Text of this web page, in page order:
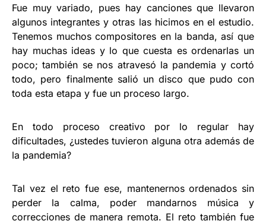
Fue muy variado, pues hay canciones que llevaron
algunos integrantes y otras las hicimos en el estudio.
Tenemos muchos compositores en la banda, así que
hay muchas ideas y lo que cuesta es ordenarlas un
poco; también se nos atravesó la pandemia y cortó
todo, pero finalmente salió un disco que pudo con
toda esta etapa y fue un proceso largo.
En todo proceso creativo por lo regular hay
dificultades, ¿ustedes tuvieron alguna otra además de
la pandemia?
Tal vez el reto fue ese, mantenernos ordenados sin
perder la calma, poder mandarnos música y
correcciones de manera remota. El reto también fue